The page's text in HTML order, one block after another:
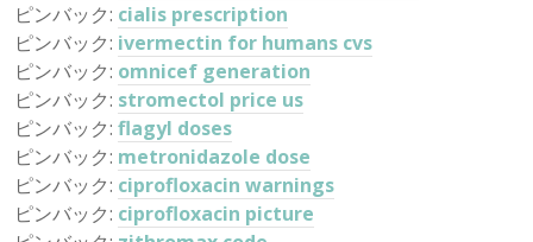
ピンバック: cialis prescription
ピンバック: ivermectin for humans cvs
ピンバック: omnicef generation
ピンバック: stromectol price us
ピンバック: flagyl doses
ピンバック: metronidazole dose
ピンバック: ciprofloxacin warnings
ピンバック: ciprofloxacin picture